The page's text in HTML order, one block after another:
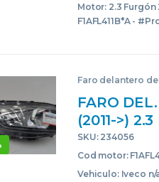
Motor: 2.3 Furgón
F1AFL411B*A -
Faro delantero
FARO
(2011->)
[2,3 LTR. –
#PROV#
BLANCO
SKU: 234056
Cod motor:
Vehiculo: Iveco n/